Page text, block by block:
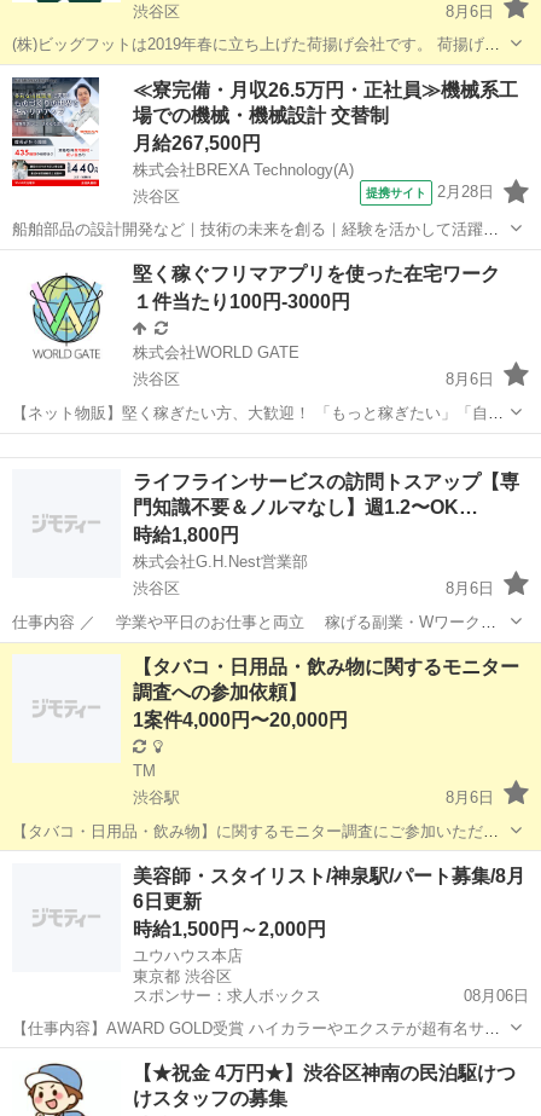
渋谷区
8月6日
(株)ビッグフットは2019年春に立ち上げた荷揚げ会社です。 荷揚げを
長く続けられる仕事にしたい。という想いで設立しました。 適切な人
工を請求して、現場に無理をさせないよう努めています。 「共にいい
会社を創...
東京 渋谷区 その他 人工
≪寮完備・月収26.5万円・正社員≫機械系工
場での機械・機械設計 交替制
月給267,500円
株式会社BREXA Technology(A)
渋谷区
提携サイト 2月28日
船舶部品の設計開発など｜技術の未来を創る｜経験を活かして活躍領
域を拡大／大手案件多数の成長フィールド 船舶部品の設計開発など 船
舶及び船舶部品の機器の設計開発 給与 monthly267500円 経験者：月給
235,00...
渋谷区 その他
堅く稼ぐフリマアプリを使った在宅ワーク
１件当たり100円-3000円
株式会社WORLD GATE
渋谷区
8月6日
【ネット物販】堅く稼ぎたい方、大歓迎！ 「もっと稼ぎたい」「自分
のペースで収入を増やしたい」と思っている方からよく問い合わせを
頂いております。 ※ゲストユーザー様の問い合わせは当日連絡がつか
ない場合、いかなる場合もキ...ライフラインサービスの訪問トスアップ【専
門知識不要＆ノルマなし】週1.2〜OK…
時給1,800円
株式会社G.H.Nest営業部
渋谷区
8月6日
仕事内容 ／ 学業や平日のお仕事と両立 稼げる副業・Wワークを
はじめませんか ＼ さまざまな方の生活スタイルに合わせた働き方♪
«平日働く営業マンの方へ» 「平日お仕事あるから土日だけ勤務」 ...
東京 渋谷区 就活
【タバコ・日用品・飲み物に関するモニター
調査への参加依頼】
1案件4,000円〜20,000円
TM
渋谷駅
8月6日
【タバコ・日用品・飲み物】に関するモニター調査にご参加いただけ
る方を募集しております！ 実際にタバコが吸えなくてもタバコ製品に
ついてお話ができる方であれば参加できるものもあるのでご興味ある
渋谷駅 その他 モニター
美容師・スタイリスト/神泉駅/パート募集/8月
6日更新
時給1,500円～2,000円
ユウハウス本店
東京都 渋谷区
スポンサー：求人ボックス
08月06日
【仕事内容】AWARD GOLD受賞 ハイカラーやエクステが超有名サロ
ン新店舗OPEN!! <募集職種> 美容師 <仕事内容> 施術を中心としたサ
ロン内業務全般、予約管理 カラーやヘアエクステがメインのサロン!特
に渋谷ならではのハ...
アルバイト・パート
【★祝金 4万円★】渋谷区神南の民泊駆けつ
けスタッフの募集